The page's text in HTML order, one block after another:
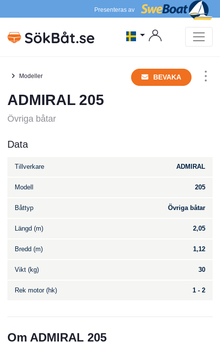
Presenteras av
Modeller BEVAKA
ADMIRAL 205
Övriga båtar
Data
Tillverkare ADMIRAL
Modell 205
Båttyp Övriga båtar
Längd (m) 2,05
Bredd (m) 1,12
Vikt (kg) 30
Rek motor (hk) 1 - 2
Om ADMIRAL 205